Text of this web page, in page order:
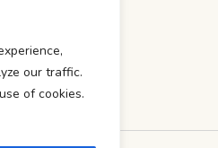
our traffic.
of cookies.